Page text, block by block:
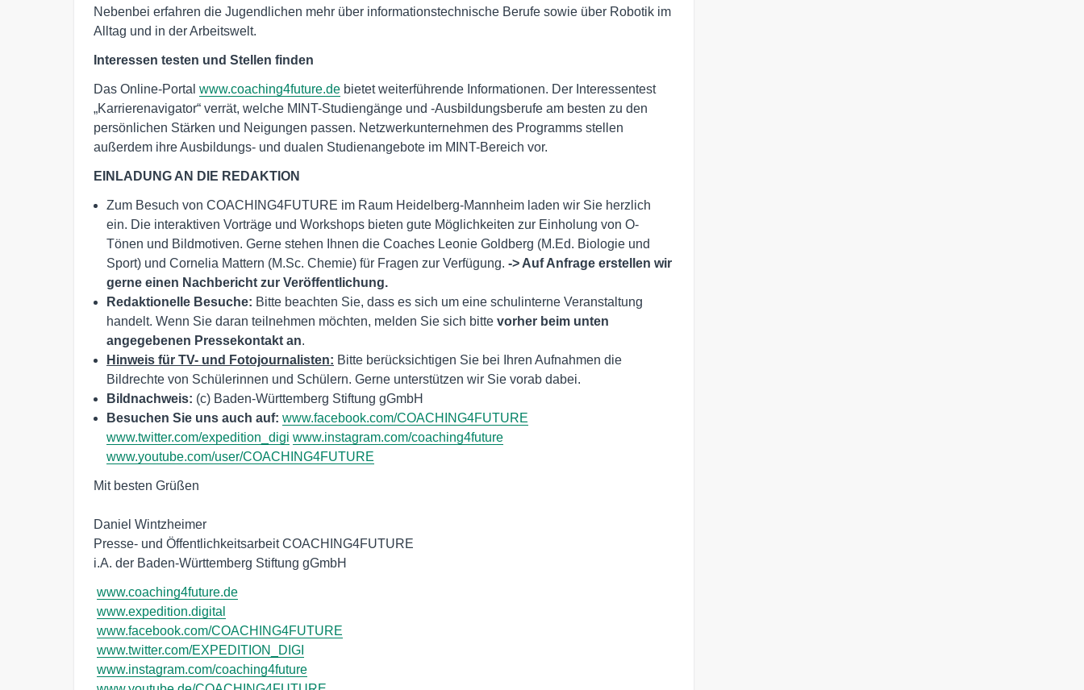
Nebenbei erfahren die Jugendlichen mehr über informationstechnische Berufe sowie über Robotik im
Alltag und in der Arbeitswelt.
Interessen testen und Stellen finden
Das Online-Portal www.coaching4future.de bietet weiterführende Informationen. Der Interessentest
„Karrierenavigator“ verrät, welche MINT-Studiengänge und -Ausbildungsberufe am besten zu den
persönlichen Stärken und Neigungen passen. Netzwerkunternehmen des Programms stellen
außerdem ihre Ausbildungs- und dualen Studienangebote im MINT-Bereich vor.
EINLADUNG AN DIE REDAKTION
Zum Besuch von COACHING4FUTURE im Raum Heidelberg-Mannheim laden wir Sie herzlich
ein. Die interaktiven Vorträge und Workshops bieten gute Möglichkeiten zur Einholung von O-
Tönen und Bildmotiven. Gerne stehen Ihnen die Coaches Leonie Goldberg (M.Ed. Biologie und
Sport) und Cornelia Mattern (M.Sc. Chemie) für Fragen zur Verfügung. -> Auf Anfrage erstellen wir
gerne einen Nachbericht zur Veröffentlichung.
Redaktionelle Besuche: Bitte beachten Sie, dass es sich um eine schulinterne Veranstaltung
handelt. Wenn Sie daran teilnehmen möchten, melden Sie sich bitte vorher beim unten
angegebenen Pressekontakt an.
Hinweis für TV- und Fotojournalisten: Bitte berücksichtigen Sie bei Ihren Aufnahmen die
Bildrechte von Schülerinnen und Schülern. Gerne unterstützen wir Sie vorab dabei.
Bildnachweis: (c) Baden-Württemberg Stiftung gGmbH
Besuchen Sie uns auch auf: www.facebook.com/COACHING4FUTURE
www.twitter.com/expedition_digi www.instagram.com/coaching4future
www.youtube.com/user/COACHING4FUTURE
Mit besten Grüßen
Daniel Wintzheimer
Presse- und Öffentlichkeitsarbeit COACHING4FUTURE
i.A. der Baden-Württemberg Stiftung gGmbH
www.coaching4future.de
www.expedition.digital
www.facebook.com/COACHING4FUTURE
www.twitter.com/EXPEDITION_DIGI
www.instagram.com/coaching4future